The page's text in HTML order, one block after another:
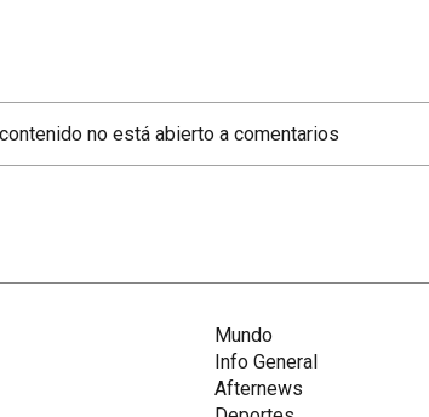
no está abierto a comentarios
Mundo
Info General
Afternews